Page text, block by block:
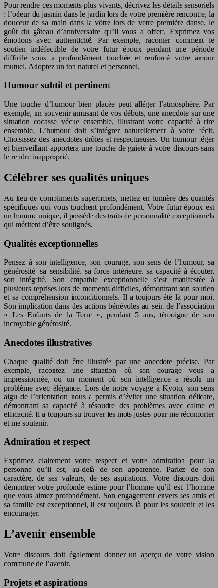
Pour rendre ces moments plus vivants, décrivez les détails sensoriels
: l’odeur du jasmin dans le jardin lors de votre première rencontre, la
douceur de sa main dans la vôtre lors de votre première danse, le
goût du gâteau d’anniversaire qu’il vous a offert. Exprimez vos
émotions avec authenticité. Par exemple, raconter comment le
soutien indéfectible de votre futur époux pendant une période
difficile vous a profondément touchée et renforcé votre amour
mutuel. Adoptez un ton naturel et personnel.
Humour subtil et pertinent
Une touche d’humour bien placée peut alléger l’atmosphère. Par
exemple, un souvenir amusant de vos débuts, une anecdote sur une
situation cocasse vécue ensemble, illustrant votre capacité à rire
ensemble. L’humour doit s’intégrer naturellement à votre récit.
Choisissez des anecdotes drôles et respectueuses. Un humour léger
et bienveillant apportera une touche de gaieté à votre discours sans
le rendre inapproprié.
Célébrer ses qualités uniques
Au lieu de compliments superficiels, mettez en lumière des qualités
spécifiques qui vous touchent profondément. Votre futur époux est
un homme unique, il possède des traits de personnalité exceptionnels
qui méritent d’être soulignés.
Qualités exceptionnelles
Pensez à son intelligence, son courage, son sens de l’humour, sa
générosité, sa sensibilité, sa force intérieure, sa capacité à écouter,
son intégrité. Son empathie exceptionnelle s’est manifestée à
plusieurs reprises lors de moments difficiles, démontrant son soutien
et sa compréhension inconditionnels. Il a toujours été là pour moi.
Son implication dans des actions bénévoles au sein de l’association
« Les Enfants de la Terre », pendant 5 ans, témoigne de son
incroyable générosité.
Anecdotes illustratives
Chaque qualité doit être illustrée par une anecdote précise. Par
exemple, racontez une situation où son courage vous a
impressionnée, ou un moment où son intelligence a résolu un
problème avec élégance. Lors de notre voyage à Kyoto, son sens
aigu de l’orientation nous a permis d’éviter une situation délicate,
démontrant sa capacité à résoudre des problèmes avec calme et
efficacité. Il a toujours su trouver les mots justes pour me réconforter
et me soutenir.
Admiration et respect
Exprimez clairement votre respect et votre admiration pour la
personne qu’il est, au-delà de son apparence. Parlez de son
caractère, de ses valeurs, de ses aspirations. Votre discours doit
démontrer votre profonde estime pour l’homme qu’il est, l’homme
que vous aimez profondément. Son engagement envers ses amis et
sa famille est exceptionnel, il est toujours là pour les soutenir et les
encourager.
L’avenir ensemble
Votre discours doit également donner un aperçu de votre vision
commune de l’avenir.
Projets et aspirations